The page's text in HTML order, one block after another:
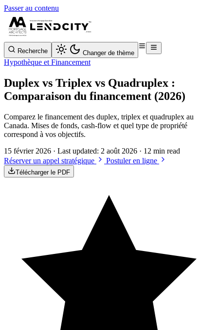
Passer au contenu
Recherche Changer de thème
Hypothèque et Financement
Duplex vs Triplex vs Quadruplex :
Comparaison du financement (2026)
Comparez le financement des duplex, triplex et quadruplex au
Canada. Mises de fonds, cash-flow et quel type de propriété
correspond à vos objectifs.
15 février 2026 · Last updated: 2 août 2026 · 12 min read
Réserver un appel stratégique
Postuler en ligne
Télécharger le PDF